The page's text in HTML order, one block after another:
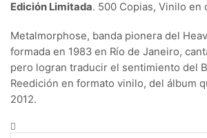
Edición Limitada. 500 Copias, Vinilo en
Metalmorphose, banda pionera del
formada en 1983 en Río de Janeiro,
pero logran traducir el sentimiento del
Reedición en formato vinilo, del álbum
2012.